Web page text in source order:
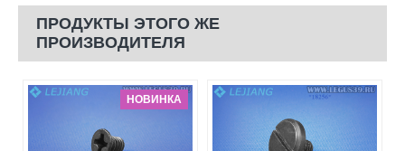
ПРОДУКТЫ ЭТОГО ЖЕ
ПРОИЗВОДИТЕЛЯ
НОВИНКА